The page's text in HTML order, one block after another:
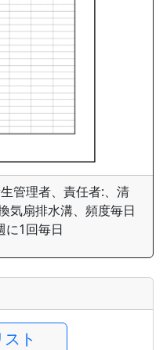
管理者、責任者:、清
気扇排水溝、頻度毎日
に1回毎日
ト